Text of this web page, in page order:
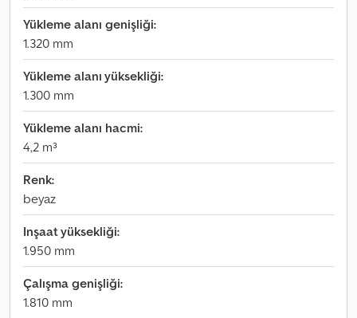
Yükleme alanı genişliği:
1.320 mm
Yükleme alanı yüksekliği:
1.300 mm
Yükleme alanı hacmi:
4,2 m³
Renk:
beyaz
Inşaat yüksekliği:
1.950 mm
Çalışma genişliği:
1.810 mm